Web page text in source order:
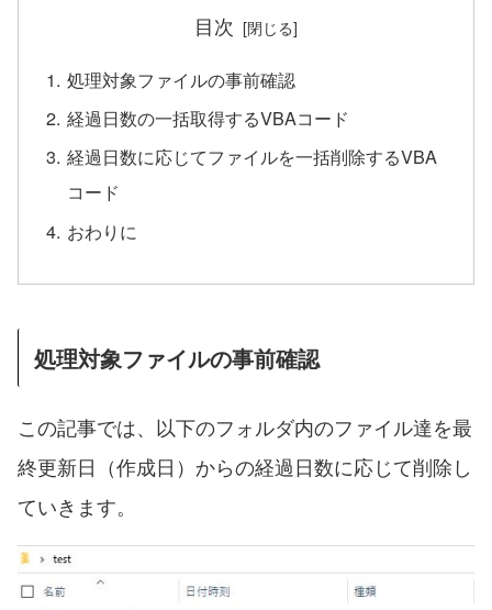
目次
処理対象ファイルの事前確認
経過日数の一括取得するVBAコード
経過日数に応じてファイルを一括削除するVBA
コード
おわりに
処理対象ファイルの事前確認
この記事では、以下のフォルダ内のファイル達を最
終更新日（作成日）からの経過日数に応じて削除し
ていきます。